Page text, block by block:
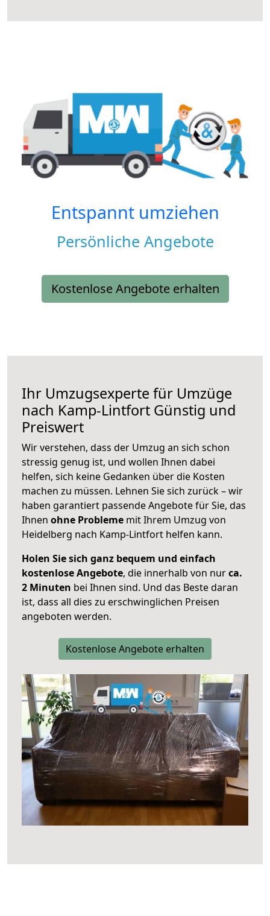
Entspannt umziehen
Persönliche Angebote
Kostenlose Angebote erhalten
Ihr Umzugsexperte für Umzüge
nach Kamp-Lintfort Günstig und
Preiswert
Wir verstehen, dass der Umzug an sich schon
stressig genug ist, und wollen Ihnen dabei
helfen, sich keine Gedanken über die Kosten
machen zu müssen. Lehnen Sie sich zurück – wir
haben garantiert passende Angebote für Sie, das
Ihnen ohne Probleme mit Ihrem Umzug von
Heidelberg nach Kamp-Lintfort helfen kann.
Holen Sie sich ganz bequem und einfach
kostenlose Angebote, die innerhalb von nurca.
2 Minuten bei Ihnen sind. Und das Beste daran
ist, dass all dies zu erschwinglichen Preisen
angeboten werden.
Kostenlose Angebote erhalten